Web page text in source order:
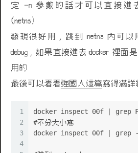
定 -n 參數的話才可以直接進去
(netns)
發現很好用 , 跳到 netns 內可以
debug , 如果直接進去 docker 裡面
用的
最後可以看看強國人這篇寫得滿詳
1
2
3
4
docker inspect 00f | grep
#不分大小寫
docker inspect 00f | grep